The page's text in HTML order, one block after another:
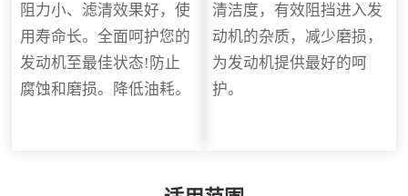
阻力小、滤清效果好，使
用寿命长。全面呵护您的
发动机至最佳状态!防止
腐蚀和磨损。降低油耗。
清洁度，有效阻挡进入发
动机的杂质，减少磨损，
为发动机提供最好的呵
护。